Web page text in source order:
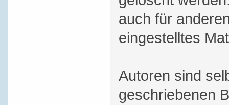
auch für
eingestelltes
Autoren sind
geschriebenen